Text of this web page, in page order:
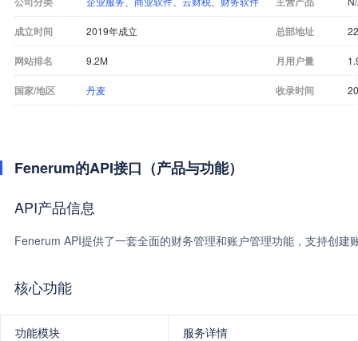
成立时间 2019年成立 总部地址
网站排名 9.2M 月用户量
国家/地区 丹麦 收录时间
Fenerum的API接口（产品与功能）
API产品信息
Fenerum API提供了一套全面的财务管理和账户管理功能，支持创
核心功能
功能模块 服务详情